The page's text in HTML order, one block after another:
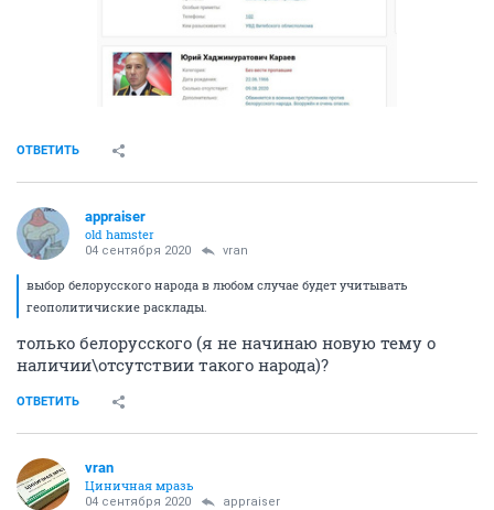
ОТВЕТИТЬ
appraiser
old hamster
04 сентября 2020 vran
выбор белорусского народа в любом случае будет учитывать
геополитичиские расклады.
только белорусского (я не начинаю новую тему о
наличии\отсутствии такого народа)?
ОТВЕТИТЬ
vran
Циничная мразь
04 сентября 2020 appraiser